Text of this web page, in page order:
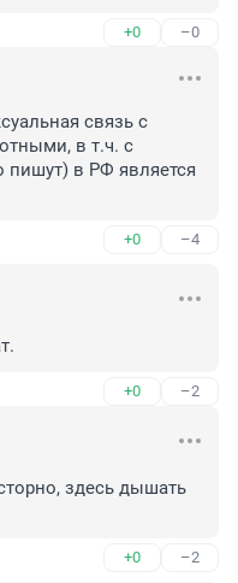
+0 –0
связь с
в т.ч. с
пишут) в РФ является
+0 –4
+0 –2
здесь дышать
+0 –2